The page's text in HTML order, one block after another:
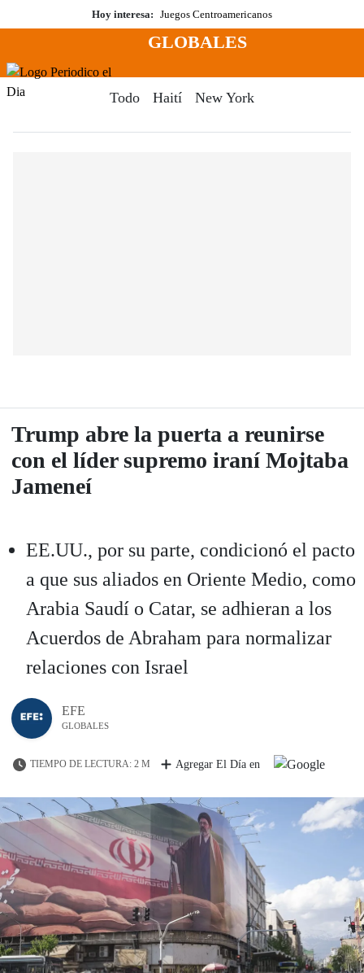
al
Hoy interesa: Juegos Centroamericanos
Menú
GLOBALES
Todo Haití New York
Trump abre la puerta a reunirse
con el líder supremo iraní Mojtaba
Jameneí
EE.UU., por su parte, condicionó el pacto
a que sus aliados en Oriente Medio, como
Arabia Saudí o Catar, se adhieran a los
Acuerdos de Abraham para normalizar
relaciones con Israel
EFE
GLOBALES
TIEMPO DE LECTURA: 2 M Agregar El Día en